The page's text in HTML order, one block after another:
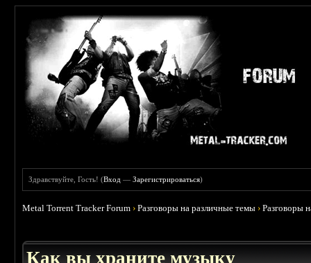
Здравствуйте, Гость! (Вход —Зарегистрироваться)
Metal Torrent Tracker Forum ›Разговоры на различные темы ›Разговоры
Как вы храните музыку